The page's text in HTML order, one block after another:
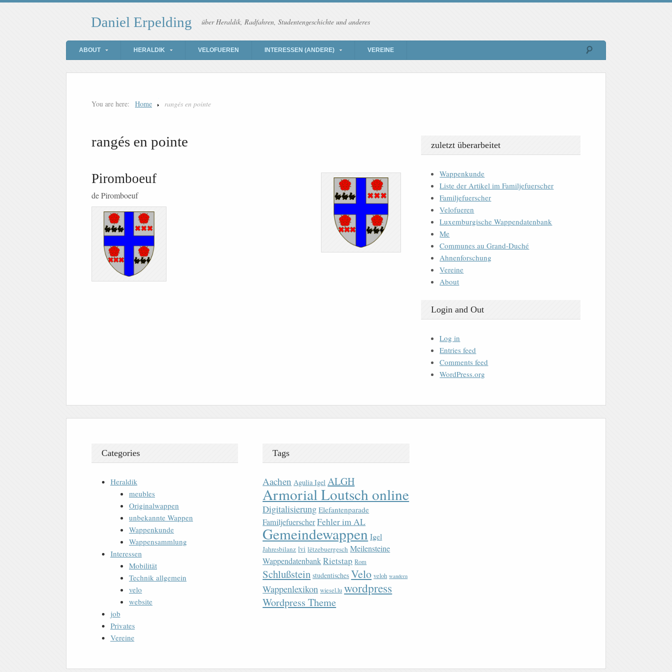
Daniel Erpelding über Heraldik, Radfahren, Studentengeschichte und anderes
ABOUT HERALDIK VELOFUEREN INTERESSEN (ANDERE) VEREINE
You are here: Home rangés en pointe
rangés en pointe
Piromboeuf
de Piromboeuf
zuletzt überarbeitet
Wappenkunde
Liste der Artikel im Familjefuerscher
Familjefuerscher
Velofueren
Luxemburgische Wappendatenbank
Me
Communes au Grand-Duché
Ahnenforschung
Vereine
About
Login and Out
Log in
Entries feed
Comments feed
WordPress.org
Categories
Heraldik
meubles
Originalwappen
unbekannte Wappen
Wappenkunde
Wappensammlung
Interessen
Mobilität
Technik allgemein
velo
website
job
Privates
Vereine
Tags
Aachen Agulia Igel ALGH
Armorial Loutsch online
Digitalisierung Elefantenparade
FamiljefuerscherFehler im AL
Gemeindewappen Igel
Jahresbilanz lvi lëtzebuergesch Meilensteine
WappendatenbankRietstap Rom
Schlußstein studentisches Velo veloh wandern
Wappenlexikon wiesel.lu wordpress
Wordpress Theme